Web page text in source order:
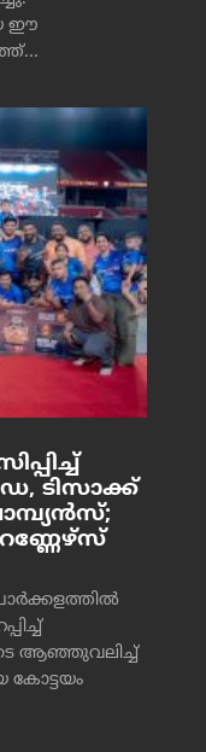
ഈ
ടിസാക്ക്
ആഞ്ഞുവലിച്ച്
കോട്ടയം